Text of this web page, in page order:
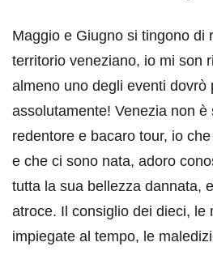
Maggio e Giugno si tingono di
territorio veneziano, io mi son
almeno uno degli eventi dovrò
assolutamente! Venezia non è
redentore e bacaro tour, io
e che ci sono nata, adoro
tutta la sua bellezza dannata,
atroce. Il consiglio dei dieci, le
impiegate al tempo, le